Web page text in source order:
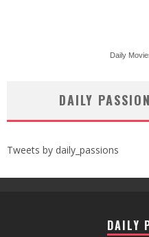
Daily
DAILY
Tweets by daily_passions
DAILY